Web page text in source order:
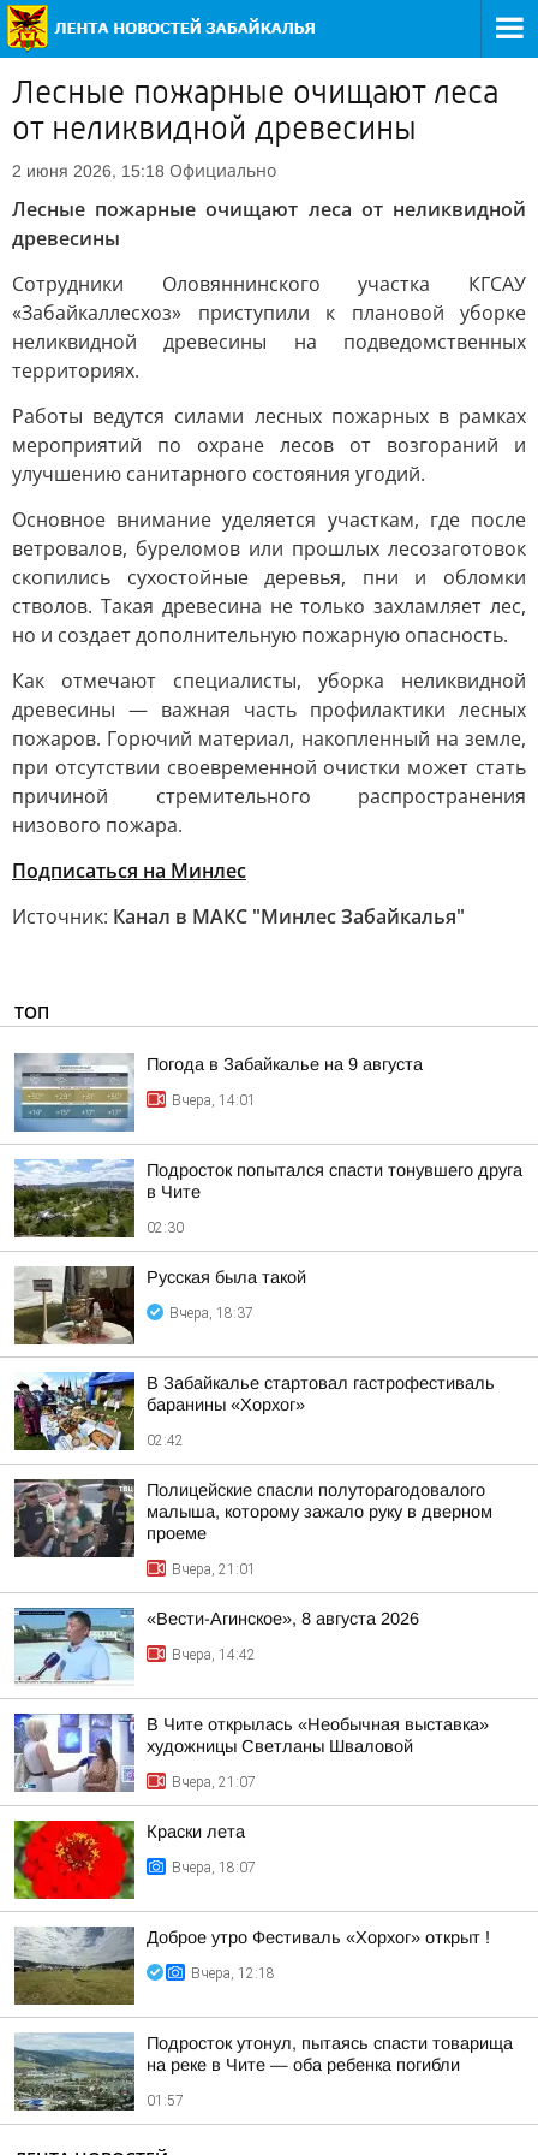
Лесные пожарные очищают леса
от неликвидной древесины
2 июня 2026, 15:18 Официально
Лесные пожарные очищают леса от неликвидной
древесины
Сотрудники Оловяннинского участка КГСАУ
«Забайкаллесхоз» приступили к плановой уборке
неликвидной древесины на подведомственных
территориях.
Работы ведутся силами лесных пожарных в рамках
мероприятий по охране лесов от возгораний и
улучшению санитарного состояния угодий.
Основное внимание уделяется участкам, где после
ветровалов, буреломов или прошлых лесозаготовок
скопились сухостойные деревья, пни и обломки
стволов. Такая древесина не только захламляет лес,
но и создает дополнительную пожарную опасность.
Как отмечают специалисты, уборка неликвидной
древесины — важная часть профилактики лесных
пожаров. Горючий материал, накопленный на земле,
при отсутствии своевременной очистки может стать
причиной стремительного распространения
низового пожара.
Подписаться на Минлес
Источник: Канал в МАКС "Минлес Забайкалья"
ТОП
Погода в Забайкалье на 9 августа
Вчера, 14:01
Подросток попытался спасти тонувшего друга
в Чите
02:30
Русская была такой
Вчера, 18:37
В Забайкалье стартовал гастрофестиваль
баранины «Хорхог»
02:42
Полицейские спасли полуторагодовалого
малыша, которому зажало руку в дверном
проеме
Вчера, 21:01
«Вести-Агинское», 8 августа 2026
Вчера, 14:42
В Чите открылась «Необычная выставка»
художницы Светланы Шваловой
Вчера, 21:07
Краски лета
Вчера, 18:07
Доброе утро Фестиваль «Хорхог» открыт !
Вчера, 12:18
Подросток утонул, пытаясь спасти товарища
на реке в Чите — оба ребенка погибли
01:57